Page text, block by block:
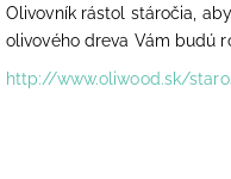
Olivovník rástol stáročia,
olivového dreva Vám budú
http://www.oliwood.sk/